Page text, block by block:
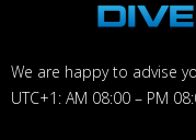
We are happy to advise
UTC+1: AM 08:00 – PM